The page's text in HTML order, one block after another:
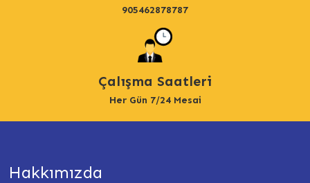
905462878787
Çalışma Saatleri
Her Gün 7/24 Mesai
Hakkımızda